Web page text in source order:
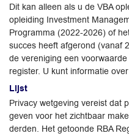
Dit kan alleen als u de VBA
opleiding Investment
Programma (2022-2026) of
succes heeft afgerond (vanaf
de vereniging een
register. U kunt informatie
Lijst
Privacy wetgeving vereist dat
geven voor het zichtbaar
derden. Het getoonde RBA